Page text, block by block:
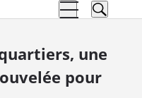
une
pour